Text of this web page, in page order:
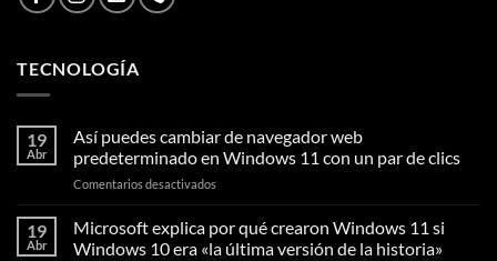
TECNOLOGÍA
19
Abr
Así puedes cambiar de navegador web
predeterminado en Windows 11 con un par de clics
Comentarios desactivados
cambiar
19
Abr
Microsoft explica por qué crearon Windows 11 si
Windows 10 era «la última versión de la historia»